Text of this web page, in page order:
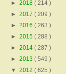
► 2018 ( 214 )
► 2017 ( 209 )
► 2016 ( 263 )
► 2015 ( 288 )
► 2014 ( 287 )
► 2013 ( 549 )
▼ 2012 ( 625 )